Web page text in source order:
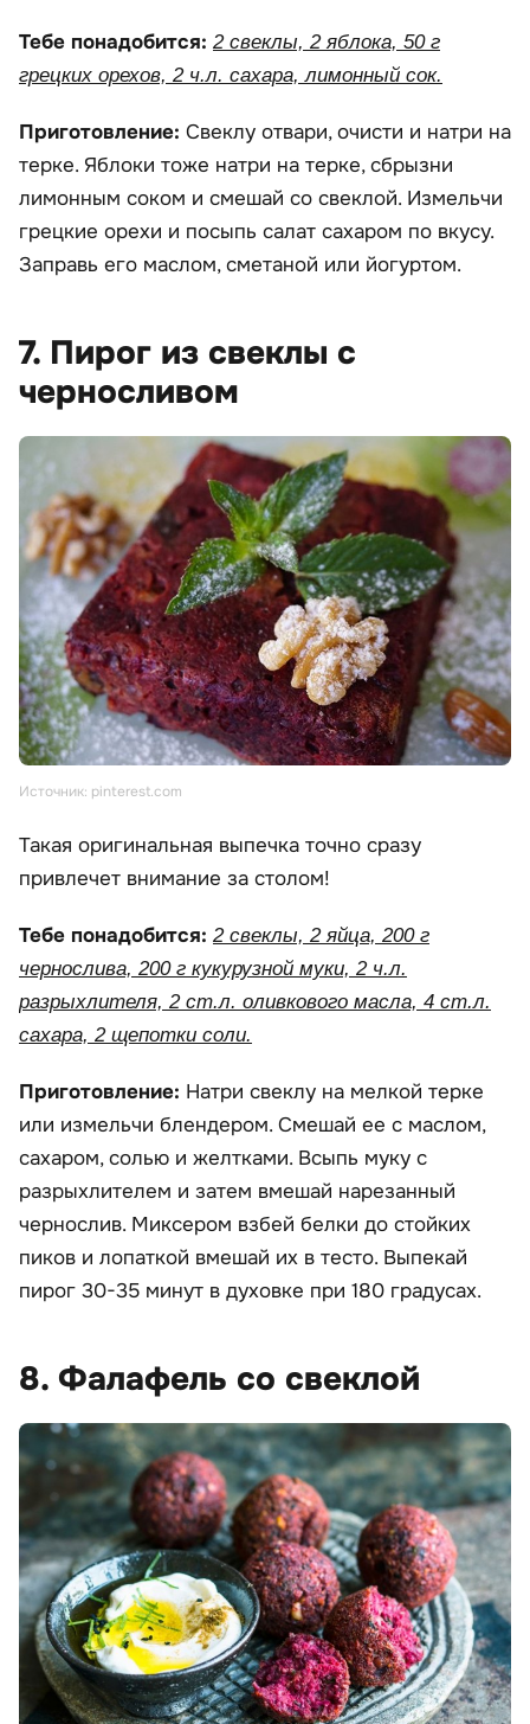
Тебе понадобится: 2 свеклы, 2 яблока, 50 г
грецких орехов, 2 ч.л. сахара, лимонный сок.
Приготовление: Свеклу отвари, очисти и натри на
терке. Яблоки тоже натри на терке, сбрызни
лимонным соком и смешай со свеклой. Измельчи
грецкие орехи и посыпь салат сахаром по вкусу.
Заправь его маслом, сметаной или йогуртом.
7. Пирог из свеклы с
черносливом
Источник: pinterest.com
Такая оригинальная выпечка точно сразу
привлечет внимание за столом!
Тебе понадобится: 2 свеклы, 2 яйца, 200 г
чернослива, 200 г кукурузной муки, 2 ч.л.
разрыхлителя, 2 ст.л. оливкового масла, 4 ст.л.
сахара, 2 щепотки соли.
Приготовление: Натри свеклу на мелкой терке
или измельчи блендером. Смешай ее с маслом,
сахаром, солью и желтками. Всыпь муку с
разрыхлителем и затем вмешай нарезанный
чернослив. Миксером взбей белки до стойких
пиков и лопаткой вмешай их в тесто. Выпекай
пирог 30-35 минут в духовке при 180 градусах.
8. Фалафель со свеклой